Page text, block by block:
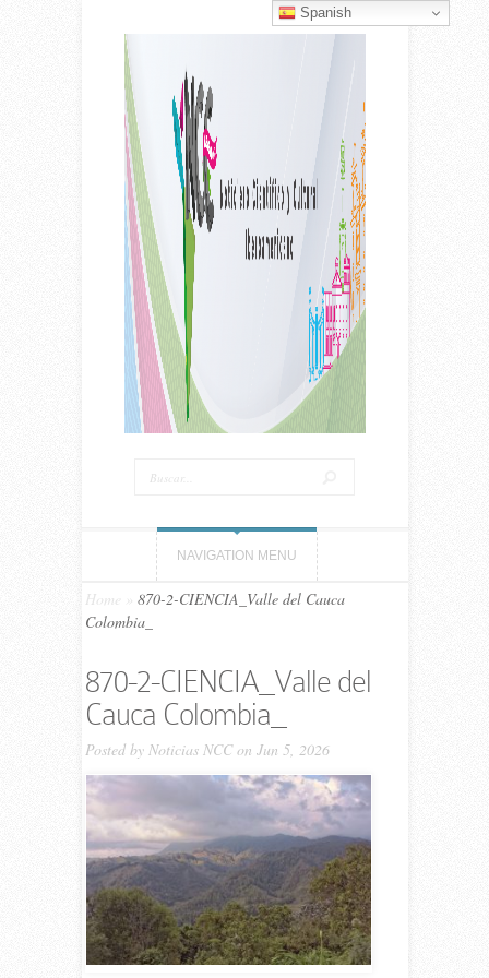
NAVIGATION MENU
Home
870-2-CIENCIA_Valle del Cauca
Colombia_
870-2-CIENCIA_Valle del
Cauca Colombia_
Posted by Noticias NCCon Jun 5, 2026
Spanish